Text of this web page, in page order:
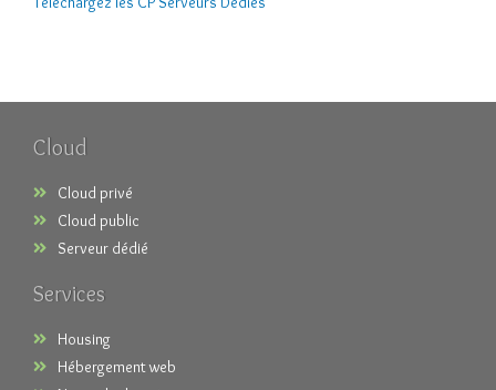
Cloud
Cloud privé
Cloud public
Serveur dédié
Services
Housing
Hébergement web